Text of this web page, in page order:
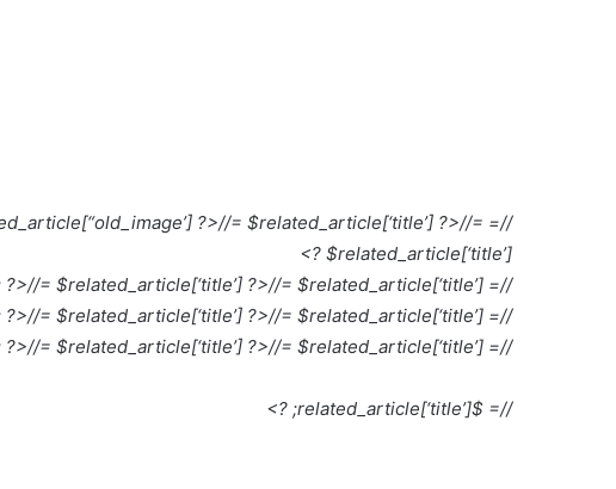
//= OLD_IMG_ARCHIVE . $related_article[“old_image’] ?>
//= $related_article[‘title’] ?>//=
$related_article[‘title’] ?>
//= WIDE_IMG . $related_article[“main_image’]; ?>
//= $related_article[‘title’] ?>//= $related_article[‘title’] ?>
//= WIDE_IMG . $related_article[“video_image’]; ?>
//= $related_article[‘title’] ?>//= $related_article[‘title’] ?>
//= WIDE_IMG . $album_img[1]; ?>
//= $related_article[‘title’] ?>//= $related_article[‘title’] ?>
//= $related_article[‘title’]; ?>